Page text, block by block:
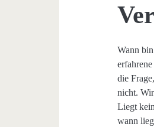
Wann
die
nicht.
Liegt
wann